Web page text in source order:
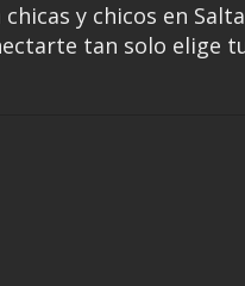
y chicos en
tan solo elige